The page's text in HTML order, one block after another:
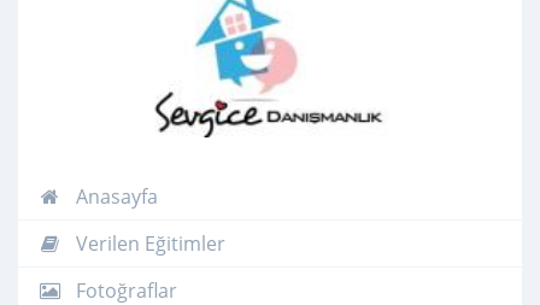
Anasayfa
Verilen Eğitimler
Fotoğraflar